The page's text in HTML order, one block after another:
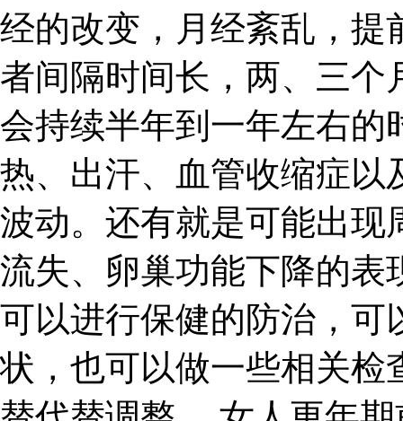
经的改变，月经紊乱，提
者间隔时间长，两、三个
会持续半年到一年左右的
热、出汗、血管收缩症以
波动。还有就是可能出现
流失、卵巢功能下降的表
可以进行保健的防治，可
状，也可以做一些相关检